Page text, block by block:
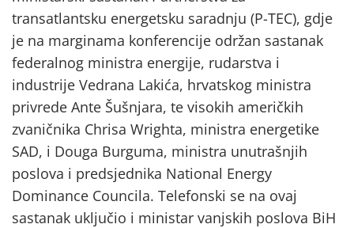
transatlantsku energetsku saradnju (P-TEC), gdje
je na marginama konferencije održan sastanak
federalnog ministra energije, rudarstva i
industrije Vedrana Lakića, hrvatskog ministra
privrede Ante Šušnjara, te visokih američkih
zvaničnika Chrisa Wrighta, ministra energetike
SAD, i Douga Burguma, ministra unutrašnjih
poslova i predsjednika National Energy
Dominance Councila. Telefonski se na ovaj
sastanak uključio i ministar vanjskih poslova BiH